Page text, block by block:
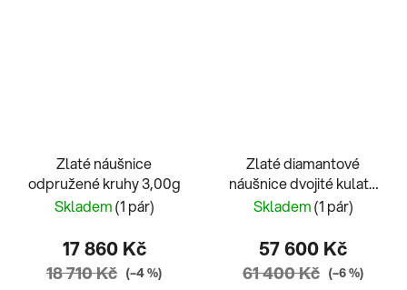
Zlaté náušnice
odpružené kruhy 3,00g
Skladem(1 pár)
17 860 Kč
18 710 Kč (–4 %)
Zlaté diamantové
náušnice dvojité kulaté
0,50ct
Skladem(1 pár)
57 600 Kč
61 400 Kč (–6 %)